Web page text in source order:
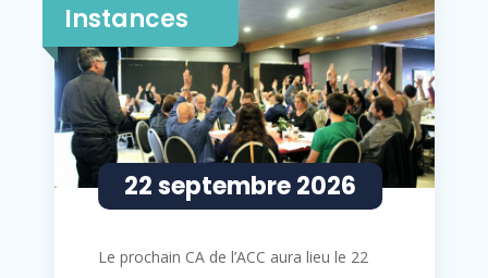
Instances
22 septembre 2026
Le prochain CA de l’ACC aura lieu le 22